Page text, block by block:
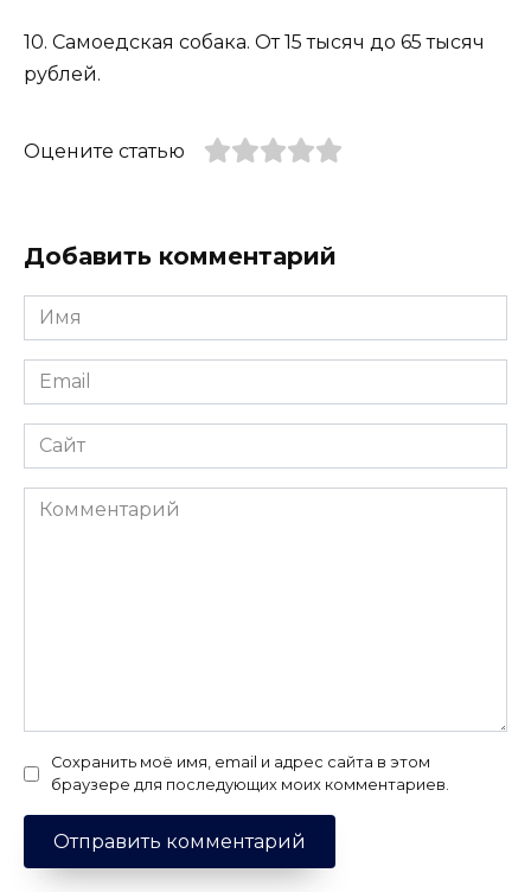
10. Самоедская собака. От 15 тысяч до 65 тысяч
рублей.
Оцените статью
Добавить комментарий
Имя
*
Email
*
Сайт
Комментарий
Сохранить моё имя, email и адрес сайта в этом
браузере для последующих моих комментариев.